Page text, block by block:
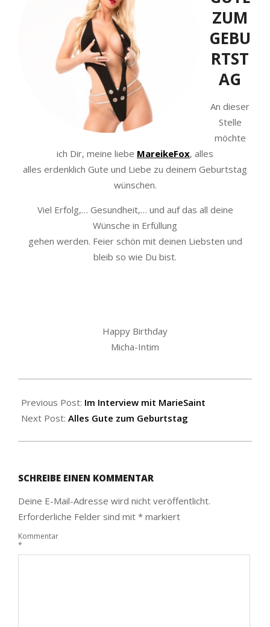
ZUM
GEBU
RTST
AG
An dieser
Stelle
möchte
ich Dir, meine liebe MareikeFox, alles
alles erdenklich Gute und Liebe zu deinem Geburtstag
wünschen.
Viel Erfolg,… Gesundheit,… und auf das all deine
Wünsche in Erfüllung
gehen werden. Feier schön mit deinen Liebsten und
bleib so wie Du bist.
Happy Birthday
Micha-Intim
01-
19
Previous Post: Im Interview mit MarieSaint
Next Post: Alles Gute zum Geburtstag
SCHREIBE EINEN KOMMENTAR
Deine E-Mail-Adresse wird nicht veröffentlicht.
Erforderliche Felder sind mit * markiert
Kommentar
*